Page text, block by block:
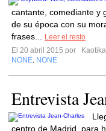
cantante, comediante y
de su época con su
frases...
Leer el resto
El 20 abril 2015 por
Kaotika
NONE NONE
Entrevista
centro de Madrid, para